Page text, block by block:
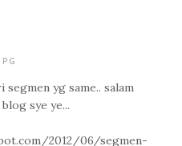
yg same.. salam
sye ye...
2012/06/segmen-